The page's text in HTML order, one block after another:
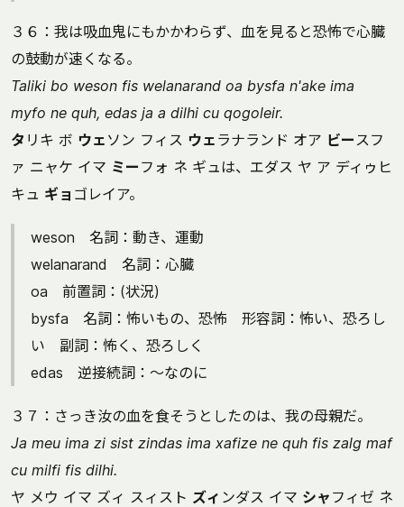
３６：我は吸血鬼にもかかわらず、血を見ると恐怖で心臓
の鼓動が速くなる。
Taliki bo weson fis welanarand oa bysfa n'ake ima
myfo ne quh, edas ja a dilhi cu qogoleir.
タ リキ ボ ウェ ソン フィス ウェ ラナランド オア ビースフ
ァ ニャケ イマ ミー フォ ネ ギュは、エダス ヤ ア ディゥヒ
キュ ギョ ゴレイア。
weson 名詞：動き、運動
welanarand 名詞：心臓
oa 前置詞：(状況)
bysfa 名詞：怖いもの、恐怖 形容詞：怖い、恐ろし
い 副詞：怖く、恐ろしく
edas 逆接続詞：～なのに
３７：さっき汝の血を食そうとしたのは、我の母親だ。
Ja meu ima zi sist zindas ima xafize ne quh fis zalg maf
cu milfi fis dilhi.
ヤ メウ イマ ズィ スィスト ズィ ンダス イマ シャ フィゼ ネ